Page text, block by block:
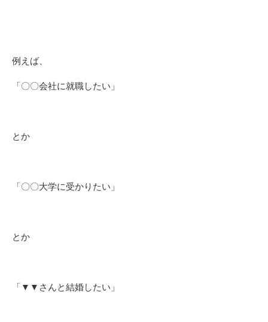
例えば、
「〇〇会社に就職したい」
とか
「〇〇大学に受かりたい」
とか
「▼▼さんと結婚したい」